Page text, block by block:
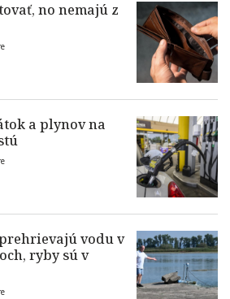
no nemajú z
a plynov na
vodu v
ryby sú v